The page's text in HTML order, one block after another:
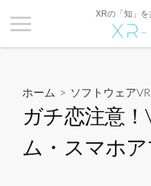
XRの「知」
ホーム > ソフトウェアVR
ガチ恋注意！
ム・スマホ